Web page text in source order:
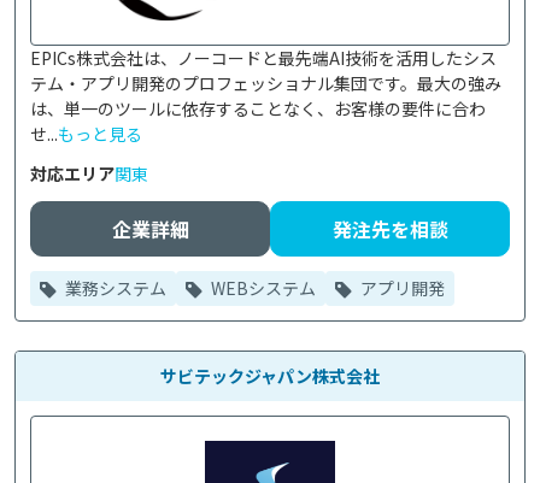
EPICs株式会社は、ノーコードと最先端AI技術を活用したシス
テム・アプリ開発のプロフェッショナル集団です。最大の強み
は、単一のツールに依存することなく、お客様の要件に合わ
せ...もっと見る
対応エリア関東
企業詳細 発注先を相談
業務システム WEBシステム アプリ開発
サビテックジャパン株式会社